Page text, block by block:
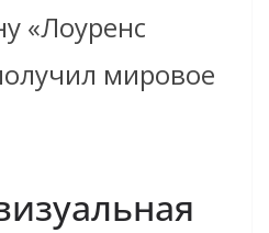
«Лоуренс
мировое